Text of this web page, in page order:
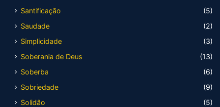
Santificação
(5)
Saudade
(2)
Simplicidade
(3)
Soberania de Deus
(13)
Soberba
(6)
Sobriedade
(9)
Solidão
(5)